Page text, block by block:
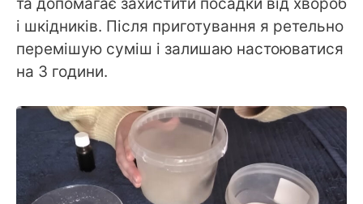
і шкідників. Після приготування я ретельно
перемішую суміш і залишаю настоюватися
на 3 години.